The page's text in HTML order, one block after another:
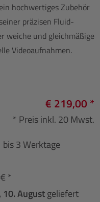
hochwertiges Zubehör
präzisen Fluid-
weiche und gleichmäßige
Videoaufnahmen.
€ 219,00 *
* Preis inkl. 20 Mwst.
3 Werktage
*
10. Augustgeliefert